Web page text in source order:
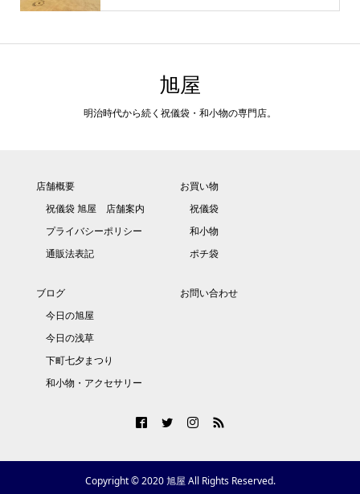
旭屋
明治時代から続く祝儀袋・和小物の専門店。
店舗概要
祝儀袋 旭屋 店舗案内
プライバシーポリシー
通販法表記
お買い物
祝儀袋
和小物
ポチ袋
ブログ
今日の旭屋
今日の浅草
下町七夕まつり
和小物・アクセサリー
お問い合わせ
Copyright © 2020 旭屋 All Rights Reserved.